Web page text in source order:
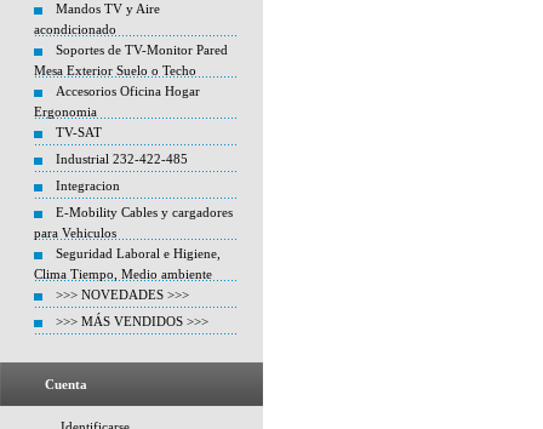
Mandos TV y Aire
acondicionado
Soportes de TV-Monitor Pared
Mesa Exterior Suelo o Techo
Accesorios Oficina Hogar
Ergonomia
TV-SAT
Industrial 232-422-485
Integracion
E-Mobility Cables y cargadores
para Vehiculos
Seguridad Laboral e Higiene,
Clima Tiempo, Medio ambiente
>>> NOVEDADES >>>
>>> MÁS VENDIDOS >>>
Cuenta